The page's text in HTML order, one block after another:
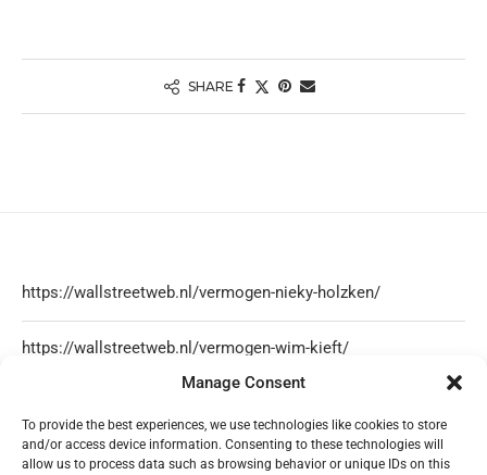
Manage Consent
To provide the best experiences, we use technologies like cookies to store
and/or access device information. Consenting to these technologies will
allow us to process data such as browsing behavior or unique IDs on this
SHARE
https://wallstreetweb.nl/vermogen-nieky-holzken/
https://wallstreetweb.nl/vermogen-wim-kieft/
https://wallstreetweb.nl/nicol-kremers-vermogen/